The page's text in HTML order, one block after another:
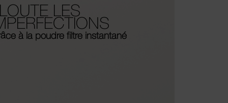
LES
à la poudre filtre instantané